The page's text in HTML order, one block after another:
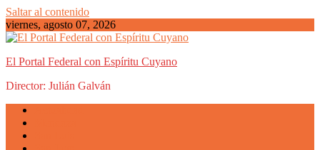
Saltar al contenido
viernes, agosto 07, 2026
El Portal Federal con Espíritu Cuyano
Director: Julián Galván